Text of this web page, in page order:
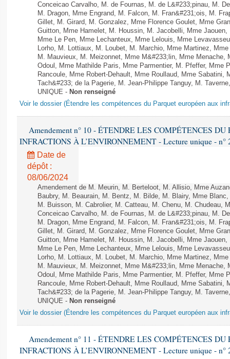
Conceicao Carvalho, M. de Fournas, M. de L&#233;pinau, M.
M. Dragon, Mme Engrand, M. Falcon, M. Fran&#231;ois, M.
Gillet, M. Girard, M. Gonzalez, Mme Florence Goulet, Mme
Guitton, Mme Hamelet, M. Houssin, M. Jacobelli, Mme
Mme Le Pen, Mme Lechanteux, Mme Lelouis, Mme
Lorho, M. Lottiaux, M. Loubet, M. Marchio, Mme Martinez,
M. Mauvieux, M. Meizonnet, Mme M&#233;lin, Mme Menache,
Odoul, Mme Mathilde Paris, Mme Parmentier, M. Pfeffer, Mme
Rancoule, Mme Robert-Dehault, Mme Roullaud, Mme
Tach&#233; de la Pagerie, M. Jean-Philippe Tanguy, M.
UNIQUE - Non renseigné
Voir le dossier (Étendre les compétences du Parquet européen aux
Amendement n° 10 - ÉTENDRE LES COMPÉTENCES
INFRACTIONS À L’ENVIRONNEMENT - Lecture unique - n°
Date de
dépôt :
08/06/2024
Amendement de M. Meurin, M. Berteloot, M. Allisio, Mme
Baubry, M. Beaurain, M. Bentz, M. Bilde, M. Blairy, Mme
M. Buisson, M. Cabrolier, M. Catteau, M. Chenu, M. Chudeau,
Conceicao Carvalho, M. de Fournas, M. de L&#233;pinau, M.
M. Dragon, Mme Engrand, M. Falcon, M. Fran&#231;ois, M.
Gillet, M. Girard, M. Gonzalez, Mme Florence Goulet, Mme
Guitton, Mme Hamelet, M. Houssin, M. Jacobelli, Mme
Mme Le Pen, Mme Lechanteux, Mme Lelouis, Mme
Lorho, M. Lottiaux, M. Loubet, M. Marchio, Mme Martinez,
M. Mauvieux, M. Meizonnet, Mme M&#233;lin, Mme Menache,
Odoul, Mme Mathilde Paris, Mme Parmentier, M. Pfeffer, Mme
Rancoule, Mme Robert-Dehault, Mme Roullaud, Mme
Tach&#233; de la Pagerie, M. Jean-Philippe Tanguy, M.
UNIQUE - Non renseigné
Voir le dossier (Étendre les compétences du Parquet européen aux
Amendement n° 11 - ÉTENDRE LES COMPÉTENCES
INFRACTIONS À L’ENVIRONNEMENT - Lecture unique - n°